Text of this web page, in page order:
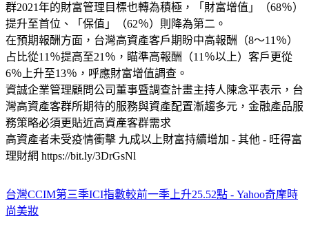
群2021年的財富管理目標也轉為積極，「財富增值」（68％）
提升至首位、「保值」（62％）則降為第二。
在預期報酬方面，台灣高資產客戶期盼中高報酬（8～11％）
占比從11％提高至21％，瞄準高報酬（11％以上）客戶更從
6％上升至13％，呼應財富增值調查。
資誠企業管理顧問公司董事暨調查計畫主持人陳念平表示，台
灣高資產客群所期待的服務與資產配置漸趨多元，金融產品服
務策略必須更貼近高資產客群需求
高資產者未受疫情衝擊 九成以上財富持續增加 - 其他 - 旺得富
理財網 https://bit.ly/3DrGsNl
台灣CCIM第三季ICI指數較前一季上升25.52點 - Yahoo奇摩時
尚美妝